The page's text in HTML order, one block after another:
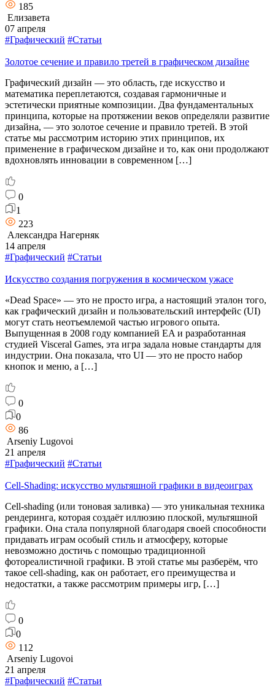
185
Елизавета
07 апреля
#Графический #Статьи
Золотое сечение и правило третей в графическом дизайне
Графический дизайн — это область, где искусство и
математика переплетаются, создавая гармоничные и
эстетически приятные композиции. Два фундаментальных
принципа, которые на протяжении веков определяли развитие
дизайна, — это золотое сечение и правило третей. В этой
статье мы рассмотрим историю этих принципов, их
применение в графическом дизайне и то, как они продолжают
вдохновлять инновации в современном […]
0
1
223
Александра Нагерняк
14 апреля
#Графический #Статьи
Искусство создания погружения в космическом ужасе
«Dead Space» — это не просто игра, а настоящий эталон того,
как графический дизайн и пользовательский интерфейс (UI)
могут стать неотъемлемой частью игрового опыта.
Выпущенная в 2008 году компанией EA и разработанная
студией Visceral Games, эта игра задала новые стандарты для
индустрии. Она показала, что UI — это не просто набор
кнопок и меню, а […]
0
0
86
Arseniy Lugovoi
21 апреля
#Графический #Статьи
Cell-Shading: искусство мультяшной графики в видеоиграх
Cell-shading (или тоновая заливка) — это уникальная техника
рендеринга, которая создаёт иллюзию плоской, мультяшной
графики. Она стала популярной благодаря своей способности
придавать играм особый стиль и атмосферу, которые
невозможно достичь с помощью традиционной
фотореалистичной графики. В этой статье мы разберём, что
такое cell-shading, как он работает, его преимущества и
недостатки, а также рассмотрим примеры игр, […]
0
0
112
Arseniy Lugovoi
21 апреля
#Графический #Статьи